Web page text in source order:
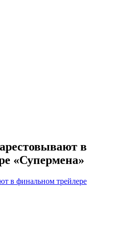
в
«Супермена»
в финальном трейлере